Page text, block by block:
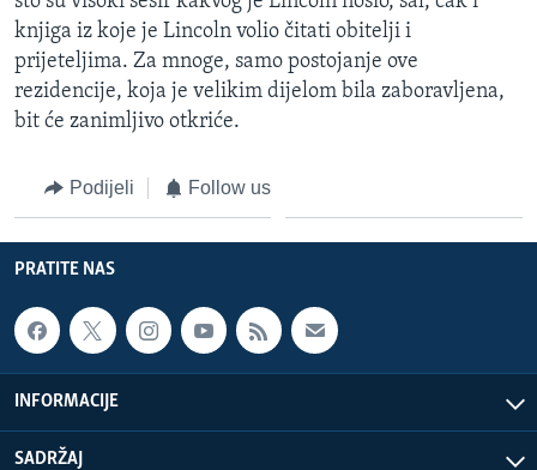
knjiga iz koje je Lincoln volio čitati obitelji i
prijeteljima. Za mnoge, samo postojanje ove
rezidencije, koja je velikim dijelom bila zaboravljena,
bit će zanimljivo otkriće.
Podijeli Follow us
PRATITE NAS
INFORMACIJE
SADRŽAJ